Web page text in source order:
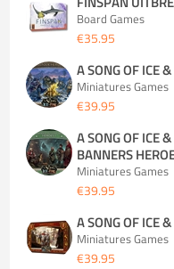
Board Games
€35.95
A SONG OF ICE
Miniatures Games
€39.95
A SONG OF ICE
BANNERS
Miniatures Games
€39.95
A SONG OF ICE
Miniatures Games
€39.95